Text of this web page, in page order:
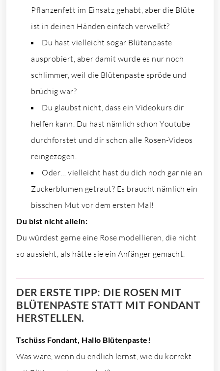
Pflanzenfett im Einsatz gehabt, aber die Blüte
ist in deinen Händen einfach verwelkt?
Du hast vielleicht sogar Blütenpaste
ausprobiert, aber damit wurde es nur noch
schlimmer, weil die Blütenpaste spröde und
brüchig war?
Du glaubst nicht, dass ein Videokurs dir
helfen kann. Du hast nämlich schon Youtube
durchforstet und dir schon alle Rosen-Videos
reingezogen.
Oder… vielleicht hast du dich noch gar nie an
Zuckerblumen getraut? Es braucht nämlich ein
bisschen Mut vor dem ersten Mal!
Du bist nicht allein:
Du würdest gerne eine Rose modellieren, die nicht
so aussieht, als hätte sie ein Anfänger gemacht.
DER ERSTE TIPP: DIE ROSEN MIT
BLÜTENPASTE STATT MIT FONDANT
HERSTELLEN.
Tschüss Fondant, Hallo Blütenpaste!
Was wäre, wenn du endlich lernst, wie du korrekt